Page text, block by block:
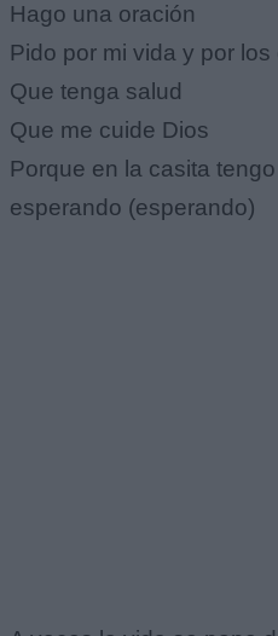
Hago una oración
Pido por mi vida y por los
Que tenga salud
Que me cuide Dios
Porque en la casita
esperando (esperando)